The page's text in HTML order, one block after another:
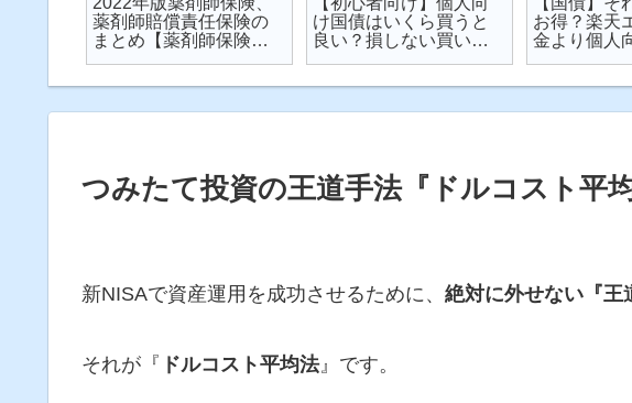
薬剤師賠償責任保険の
まとめ【薬剤師保険】
け国債はいくら買うと
良い？損しない買い方
お得？楽天
金より個人
つみたて投資の王道手法『ドルコスト平
新NISAで資産運用を成功させるために、 絶対に外せない『王
それが『 ドルコスト平均法』です。